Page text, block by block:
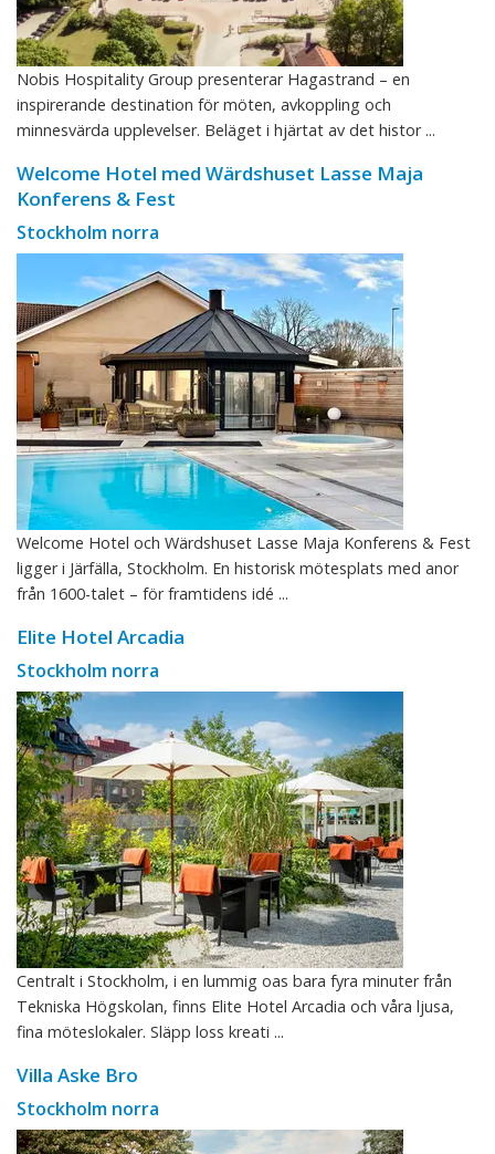
Nobis Hospitality Group presenterar Hagastrand – en
inspirerande destination för möten, avkoppling och
minnesvärda upplevelser. Beläget i hjärtat av det histor ...
Welcome Hotel med Wärdshuset Lasse Maja
Konferens & Fest
Stockholm norra
Welcome Hotel och Wärdshuset Lasse Maja Konferens & Fest
ligger i Järfälla, Stockholm. En historisk mötesplats med anor
från 1600-talet – för framtidens idé ...
Elite Hotel Arcadia
Stockholm norra
Centralt i Stockholm, i en lummig oas bara fyra minuter från
Tekniska Högskolan, finns Elite Hotel Arcadia och våra ljusa,
fina möteslokaler. Släpp loss kreati ...
Villa Aske Bro
Stockholm norra